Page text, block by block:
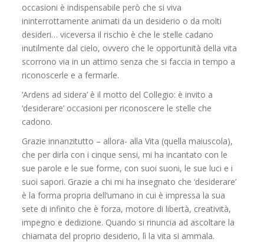
occasioni è indispensabile però che si viva
ininterrottamente animati da un desiderio o da molti
desideri… viceversa il rischio è che le stelle cadano
inutilmente dal cielo, ovvero che le opportunità della vita
scorrono via in un attimo senza che si faccia in tempo a
riconoscerle e a fermarle.
‘Ardens ad sidera’ è il motto del Collegio: è invito a
‘desiderare’ occasioni per riconoscere le stelle che
cadono.
Grazie innanzitutto – allora- alla Vita (quella maiuscola),
che per dirla con i cinque sensi, mi ha incantato con le
sue parole e le sue forme, con suoi suoni, le sue luci e i
suoi sapori. Grazie a chi mi ha insegnato che ‘desiderare’
è la forma propria dell’umano in cui è impressa la sua
sete di infinito che è forza, motore di libertà, creatività,
impegno e dedizione. Quando si rinuncia ad ascoltare la
chiamata del proprio desiderio, lì la vita si ammala.